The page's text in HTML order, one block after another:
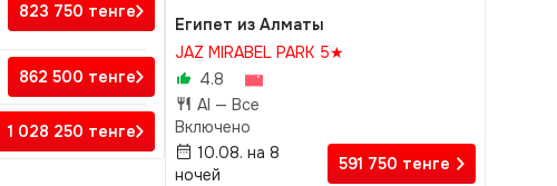
823 750 тенге
862 500 тенге
1 028 250 тенге
Египет из Алматы
JAZ MIRABEL PARK 5★
4.8
AI — Все
Включено
10.08. на 8
ночей
591 750 тенге